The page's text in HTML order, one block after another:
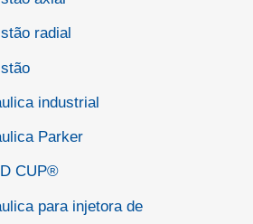
radial
industrial
Parker
CUP®
para injetora de